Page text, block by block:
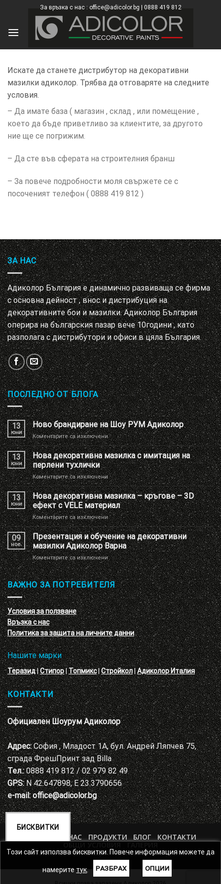
content
За връзка с нас : office@adicolor.bg | 0888 419 812
Искате да станете дистрибутор на декоративни
мазилки адиколор. Трябва да отговаряте на следните
условия.
– Да имате база ( магазин , склад , или помещение ,
което да бъде приветливо за клиентите, за другото
ние ще се погрижим.
– Да сте във сферата на строителния бранш
– За повече подробности моля свържете се с
посоченият телефон ( 0888 419 812 )
ЗА НАС
Адиколор България е динамично развиваща се фирма
с основна дейност , внос и дистрибуция на
декоративните бои и мазилки. Адиколор България
оперира на българския пазар вече 10години , като
разполага с дистрибутори и офиси в цяла България.
ПОСЛЕДНО ОТ БЛОГА
13
юни
Ново брандиране на Шоу РУМ Адиколор
Коментарите са изключениза
Ново
брандиране
на
Шоу
РУМ
Адиколор
13
юни
Нова декоративна мазилка с имитация на
перлени тухлички
Коментарите са изключениза
Нова
декоративна
мазилка
с
имитация
на
перлени
тухлички
13
юни
Нова декоративна мазилка – кръгове – 3D
ефект с VELE материал
Коментарите са изключениза
Нова
декоративна
мазилка
–
кръгове
–
3D
ефект
с
VELE
материал
09
ное.
Презентация и обучение на декоративни
мазилки Адиколор Варна
Коментарите са изключениза
Презентация
и
обучение
на
декоративни
мазилки
Адиколор
Варна
ВАЖНО ЗА ПОТРЕБИТЕЛЯ
Условия за ползване
Връзка с нас
Политика за защита на личните данни
Нашите марки
Теразид|Стипор|Топмикс|Стройкол|Адиколор Италия
КОНТАКТИ
Официален Шоурум Адиколор
Адрес:София , Младост 1А, бул. Андрей Ляпчев 75,
сграда ФрешПринт зад Billa
Тел.:0888 419 812 / 02 979 82 49
GPS:N 42.647898, E 23.3790656
e-mail: office@adicolor.bg
ЗА НАС ПРОДУКТИ БЛОГ
КОНТАКТИ
ПОЛИТИКА ЗА ЗАЩИТА НА ЛИЧНИТЕ ДАННИ
БИСКВИТКИ
Този сайт използва бисквитки. Повече информация можете да
намерите тук. РАЗБРАХ ОПЦИИ
×
ТОЗИ
ПОВЕЧЕ
ИНФОРМАЦИЯ
МОЖЕТЕ
ДА
НАМЕРИТЕ
ТУК.
УСЛУГИ ОПЦИИ
Google